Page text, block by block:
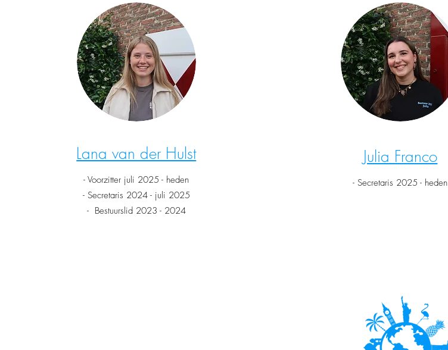
Lana van der Hulst
- Voorzitter juli 2025 - heden
- Secretaris 2024 - juli 2025
- Bestuurslid 2023 - 2024
Julia Franco
- Secretaris 2025 - heden